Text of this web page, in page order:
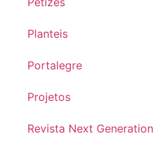
Planteis
Portalegre
Projetos
Revista Next Generation